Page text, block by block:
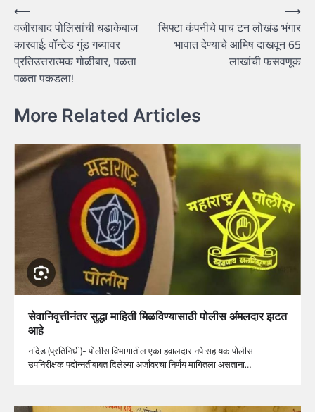
Post
navigation
⟵
वजीराबाद पोलिसांची धडाकेबाज
कारवाई: वॉन्टेड गुंड गब्यावर
प्रतिउत्तरात्मक गोळीबार, पळता
पळता पकडला!
सिफ्टा कंपनीचे पाच टन लोखंड भंगार
भावात देण्याचे आमिष दाखवून 65
लाखांची फसवणूक
⟶
More Related Articles
सेवानिवृत्तीनंतर सुद्धा माहिती मिळविण्यासाठी पोलीस अंमलदार झटत
आहे
नांदेड (प्रतिनिधी)- पोलीस विभागातील एका हवालदारानपे सहायक पोलीस
उपनिरीक्षक पदोन्नतीबाबत दिलेल्या अर्जावरचा निर्णय मागितला असताना…